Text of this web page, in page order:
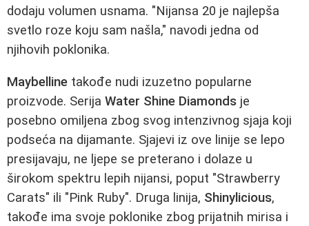
dodaju volumen usnama. "Nijansa 20 je najlepša
svetlo roze koju sam našla," navodi jedna od
njihovih poklonika.
Maybelline takođe nudi izuzetno popularne
proizvode. Serija Water Shine Diamonds je
posebno omiljena zbog svog intenzivnog sjaja koji
podseća na dijamante. Sjajevi iz ove linije se lepo
presijavaju, ne ljepe se preterano i dolaze u
širokom spektru lepih nijansi, poput "Strawberry
Carats" ili "Pink Ruby". Druga linija, Shinylicious,
takođe ima svoje poklonike zbog prijatnih mirisa i